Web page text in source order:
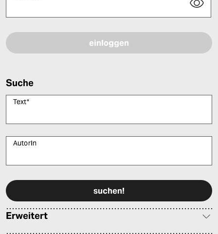
Suche
Text*
AutorIn
Erweitert